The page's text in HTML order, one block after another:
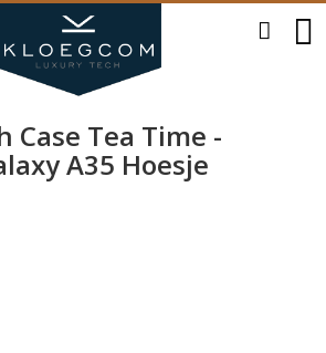
Case Tea Time -
A35 Hoesje